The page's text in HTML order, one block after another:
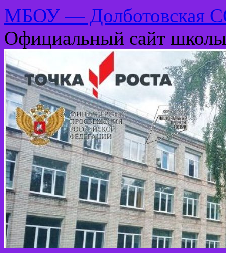
МБОУ — Долботовская
Официальный сайт школы